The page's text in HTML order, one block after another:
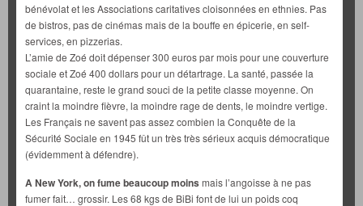
bénévolat et les Associations caritatives cloisonnées en ethnies. Pas
de bistros, pas de cinémas mais de la bouffe en épicerie, en self-
services, en pizzerias.
L’amie de Zoé doit dépenser 300 euros par mois pour une couverture
sociale et Zoé 400 dollars pour un détartrage. La santé, passée la
quarantaine, reste le grand souci de la petite classe moyenne. On
craint la moindre fièvre, la moindre rage de dents, le moindre vertige.
Les Français ne savent pas assez combien la Conquête de la
Sécurité Sociale en 1945 fût un très très sérieux acquis démocratique
(évidemment à défendre).
A New York, on fume beaucoup moins mais l’angoisse à ne pas
fumer fait… grossir. Les 68 kgs de BiBi font de lui un poids coq